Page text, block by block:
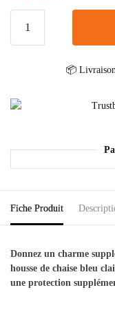
📦
Fiche Produit
Donnez un charme
housse de chaise bleu
une protection